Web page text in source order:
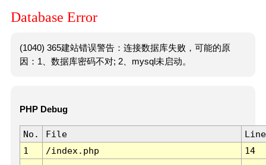
Database Error
(1040) 365建站错误警告：连接数据库失败，可能的原
因：1、数据库密码不对; 2、mysql未启动。
PHP Debug
No. File
Line
1
/index.php 14